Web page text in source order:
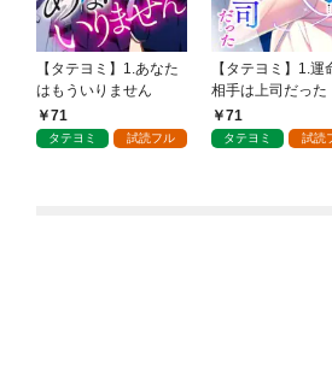
【タテヨミ】1.あなた
はもういりません
71
タテヨミ 試読フル
【タテヨミ】1.運
相手は上司だった
71
タテヨミ 試読